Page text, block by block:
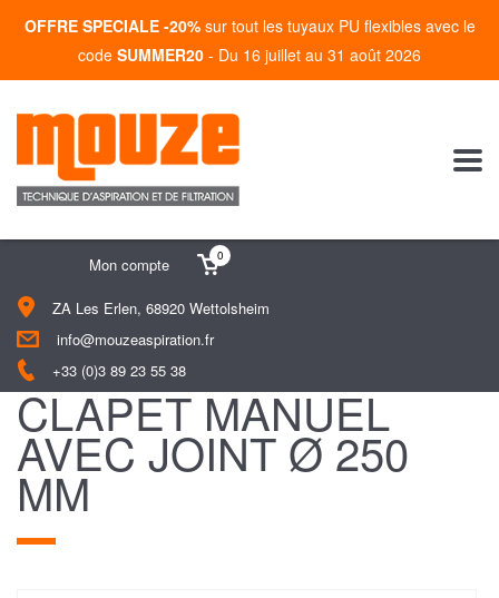
OFFRE SPECIALE -20% sur tout les tuyaux PU flexibles avec le
code SUMMER20 - Du 16 juillet au 31 août 2026
ZA Les Erlen, 68920 Wettolsheim
info@mouzeaspiration.fr
+33 (0)3 89 23 55 38
Mon compte 0
CLAPET MANUEL
AVEC JOINT Ø 250
MM